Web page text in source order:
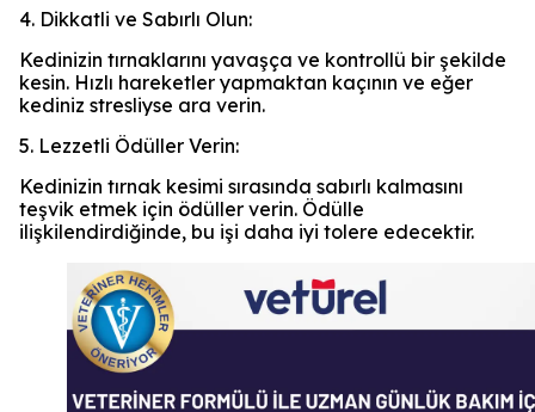
4. Dikkatli ve Sabırlı Olun:
Kedinizin tırnaklarını yavaşça ve kontrollü bir şekilde
kesin. Hızlı hareketler yapmaktan kaçının ve eğer
kediniz stresliyse ara verin.
5. Lezzetli Ödüller Verin:
Kedinizin tırnak kesimi sırasında sabırlı kalmasını
teşvik etmek için ödüller verin. Ödülle
ilişkilendirdiğinde, bu işi daha iyi tolere edecektir.